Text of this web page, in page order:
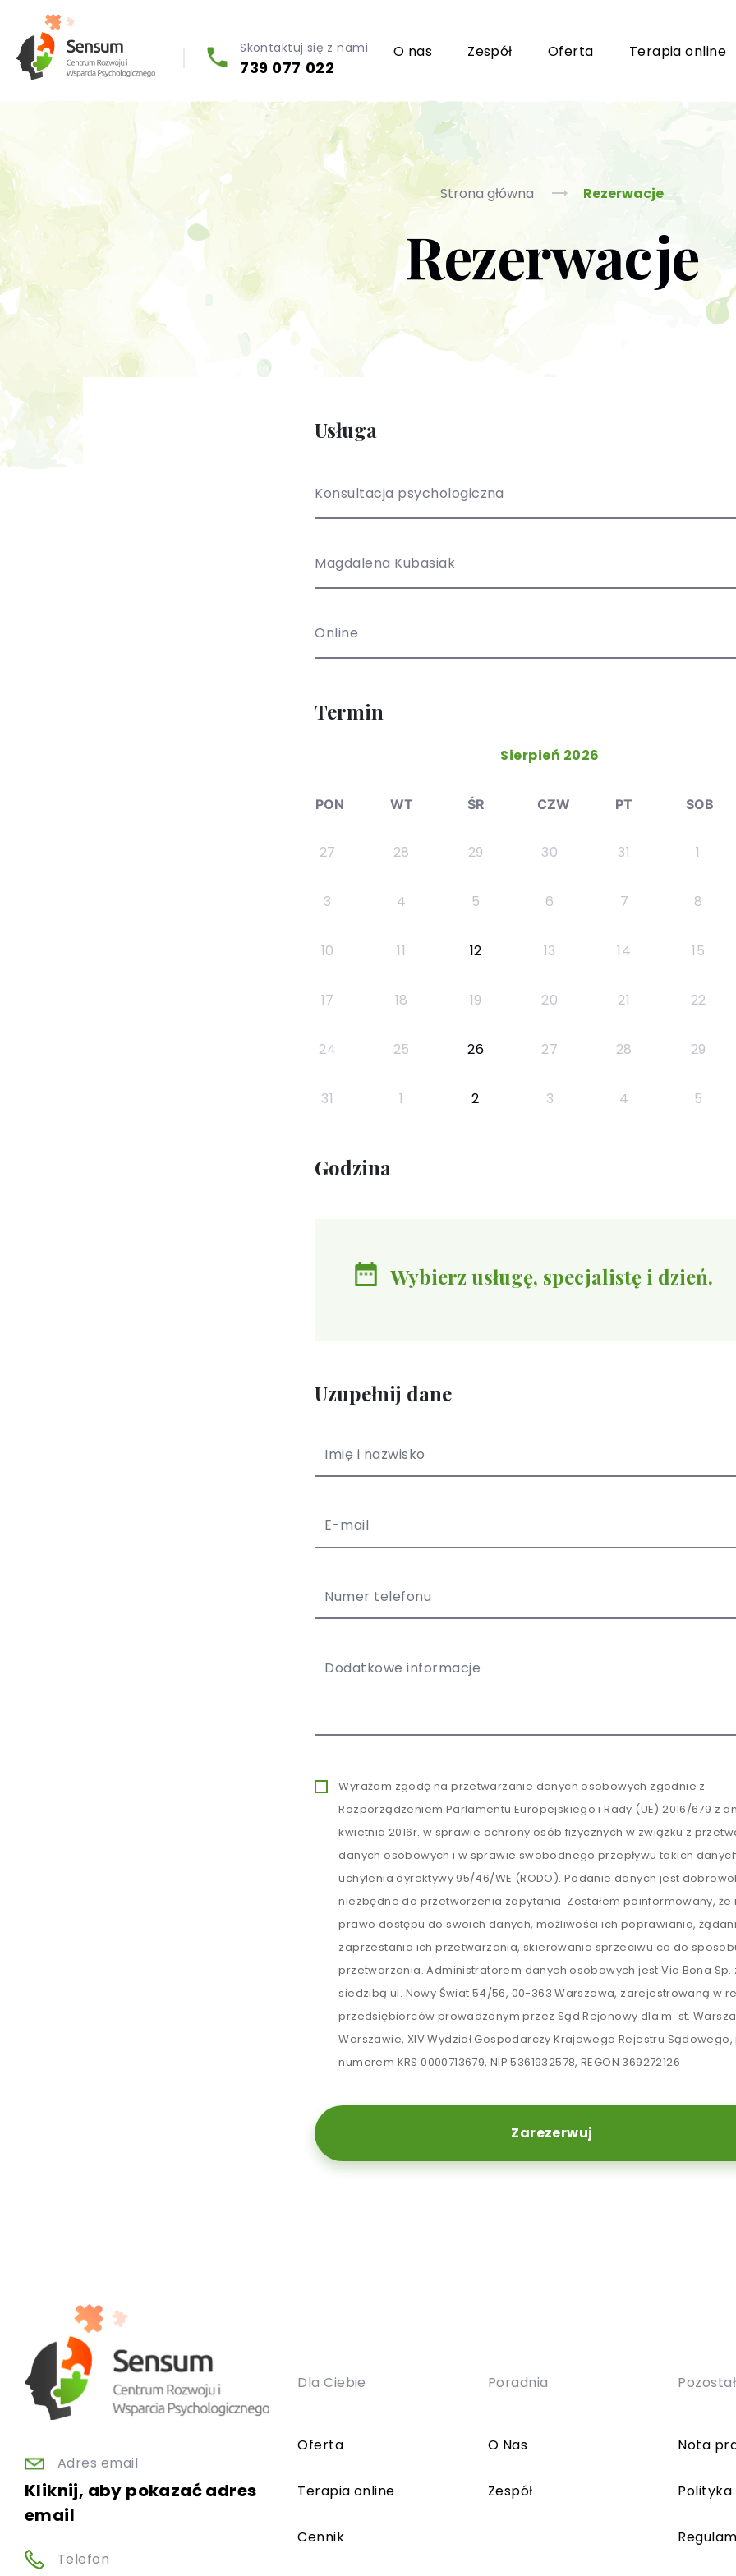
Skontaktuj się z nami
739 077 022
O nas Zespół Oferta Terapia online
Diagnoza psychologiczna (testy psychologiczne)
Konsultacja biegłego psychologa
Psychoterapia indywidualna (PL / EN)
Wsparcie dla firm
Grupy wsparcia i TUSy dla osób dorosłych
Poradnictwo seksuologiczne
Psychoterapia par i małżeństwa
Terapia uzależnień (PL / EN)
Strona główna Rezerwacje
Rezerwacje
Usługa
Konsultacja psychologiczna
Magdalena Kubasiak
Online
Termin
Sierpień 2026
PON WT ŚR CZW PT SOB
27 28 29 30 31 1
3 4 5 6 7 8
10 11 12 13 14 15
17 18 19 20 21 22
24 25 26 27 28 29
31 1 2 3 4 5
Godzina
Wybierz usługę, specjalistę i dzień.
Uzupełnij dane
Wyrażam zgodę na przetwarzanie danych osobowych zgodnie z
Rozporządzeniem Parlamentu Europejskiego i Rady (UE) 2016/679 z
kwietnia 2016r. w sprawie ochrony osób fizycznych w związku z
danych osobowych i w sprawie swobodnego przepływu takich
uchylenia dyrektywy 95/46/WE (RODO). Podanie danych jest
niezbędne do przetworzenia zapytania. Zostałem poinformowany, że
prawo dostępu do swoich danych, możliwości ich poprawiania,
zaprzestania ich przetwarzania, skierowania sprzeciwu co do
przetwarzania. Administratorem danych osobowych jest Via Bona Sp.
siedzibą ul. Nowy Świat 54/56, 00-363 Warszawa, zarejestrowaną w
przedsiębiorców prowadzonym przez Sąd Rejonowy dla m. st.
Warszawie, XIV Wydział Gospodarczy Krajowego Rejestru
numerem KRS 0000713679, NIP 5361932578, REGON 369272126
Zarezerwuj
Adres email
Kliknij, aby pokazać adres
email
Telefon
Dla Ciebie
Oferta
Terapia online
Cennik
Poradnia
O Nas
Zespół
Nota